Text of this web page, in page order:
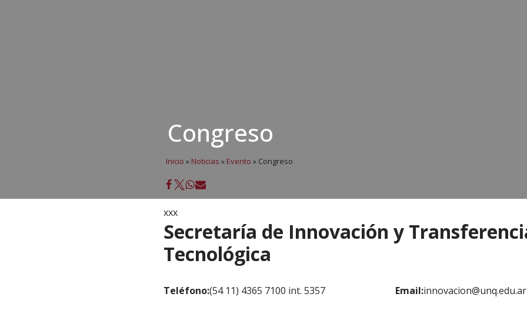
Congreso
Inicio » Noticias » Evento » Congreso
xxx
Secretaría de Innovación y
Tecnológica
Teléfono:(54 11) 4365 7100 int. 5357 Email:innovacion@unq.edu.ar